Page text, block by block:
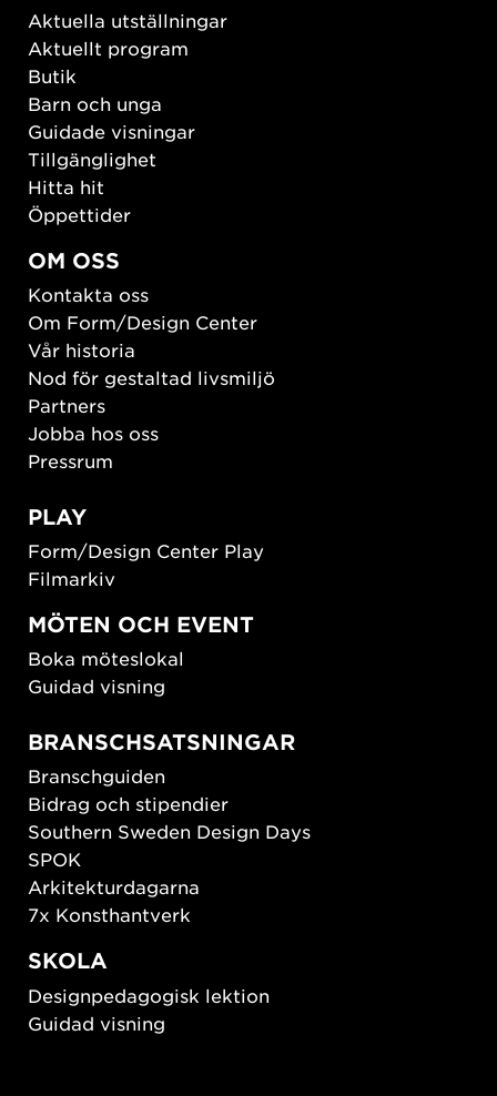
Aktuella utställningar
Aktuellt program
Butik
Barn och unga
Guidade visningar
Tillgänglighet
Hitta hit
Öppettider
OM OSS
Kontakta oss
Om Form/Design Center
Vår historia
Nod för gestaltad livsmiljö
Partners
Jobba hos oss
Pressrum
PLAY
Form/Design Center Play
Filmarkiv
MÖTEN OCH EVENT
Boka möteslokal
Guidad visning
BRANSCHSATSNINGAR
Branschguiden
Bidrag och stipendier
Southern Sweden Design Days
SPOK
Arkitekturdagarna
7x Konsthantverk
SKOLA
Designpedagogisk lektion
Guidad visning